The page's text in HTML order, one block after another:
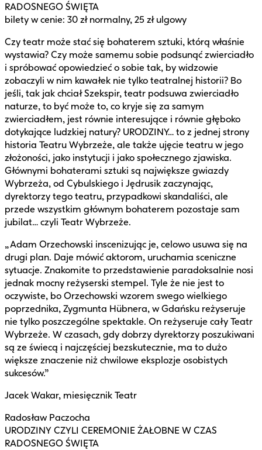
RADOSNEGO ŚWIĘTA
bilety w cenie: 30 zł normalny, 25 zł ulgowy
Czy teatr może stać się bohaterem sztuki, którą właśnie
wystawia? Czy może samemu sobie podsunąć zwierciadło
i spróbować opowiedzieć o sobie tak, by widzowie
zobaczyli w nim kawałek nie tylko teatralnej historii? Bo
jeśli, tak jak chciał Szekspir, teatr podsuwa zwierciadło
naturze, to być może to, co kryje się za samym
zwierciadłem, jest równie interesujące i równie głęboko
dotykające ludzkiej natury? URODZINY… to z jednej strony
historia Teatru Wybrzeże, ale także ujęcie teatru w jego
złożoności, jako instytucji i jako społecznego zjawiska.
Głównymi bohaterami sztuki są największe gwiazdy
Wybrzeża, od Cybulskiego i Jędrusik zaczynając,
dyrektorzy tego teatru, przypadkowi skandaliści, ale
przede wszystkim głównym bohaterem pozostaje sam
jubilat… czyli Teatr Wybrzeże.
„Adam Orzechowski inscenizując je, celowo usuwa się na
drugi plan. Daje mówić aktorom, uruchamia sceniczne
sytuacje. Znakomite to przedstawienie paradoksalnie nosi
jednak mocny reżyserski stempel. Tyle że nie jest to
oczywiste, bo Orzechowski wzorem swego wielkiego
poprzednika, Zygmunta Hübnera, w Gdańsku reżyseruje
nie tylko poszczególne spektakle. On reżyseruje cały Teatr
Wybrzeże. W czasach, gdy dobrzy dyrektorzy poszukiwani
są ze świecą i najczęściej bezskutecznie, ma to dużo
większe znaczenie niż chwilowe eksplozje osobistych
sukcesów.”
Jacek Wakar, miesięcznik Teatr
Radosław Paczocha
URODZINY CZYLI CEREMONIE ŻAŁOBNE W CZAS
RADOSNEGO ŚWIĘTA